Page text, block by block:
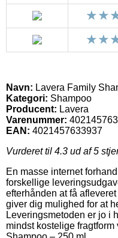
Navn: Lavera Family
Kategori: Shampoo
Producent: Lavera
Varenummer:
EAN: 4021457633937
Vurderet til 4.3 ud af 5
En masse internet
forskellige
efterhånden at få
giver dig mulighed for at
Leveringsmetoden er jo i
mindst kostelige